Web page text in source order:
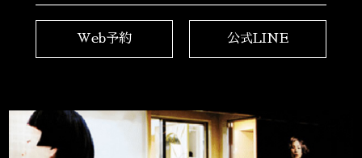
Web予約 公式LINE